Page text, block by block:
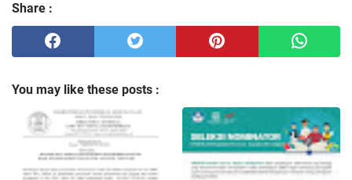
Share :
You may like these posts :